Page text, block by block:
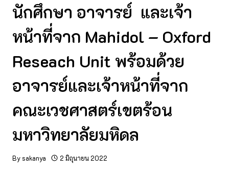
นักศึกษา อาจารย์ และเจ้า
หน้าที่จาก Mahidol – Oxford
Reseach Unit พร้อมด้วย
อาจารย์และเจ้าหน้าที่จาก
คณะเวชศาสตร์เขตร้อน
มหาวิทยาลัยมหิดล
By sakanya 2 มิถุนายน 2022